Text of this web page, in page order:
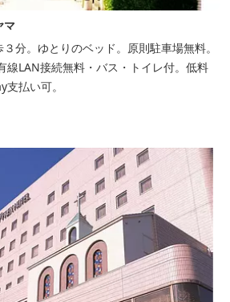
マ
分。ゆとりのベッド。原則駐車場無料。
線LAN接続無料・バス・トイレ付。低料
払い可。